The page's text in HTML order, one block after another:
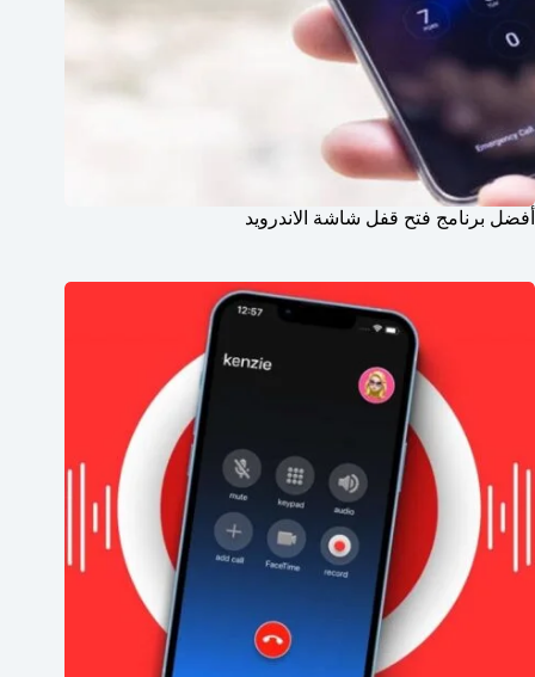
أفضل برنامج فتح قفل شاشة الاندرويد